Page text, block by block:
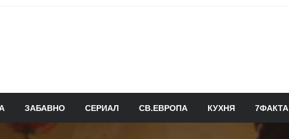
ЗАБАВНО СЕРИАЛ СВ.ЕВРОПА КУХНЯ 7ФАКТА